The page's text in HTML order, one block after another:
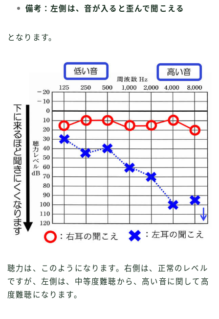
備考：左側は、音が入ると歪んで聞こえる
となります。
聴力は、このようになります。右側は、正常のレベル
ですが、左側は、中等度難聴から、高い音に関して高
度難聴になります。